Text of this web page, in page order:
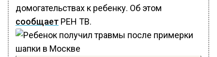
домогательствах к ребенку. Об этом
сообщает РЕН ТВ.